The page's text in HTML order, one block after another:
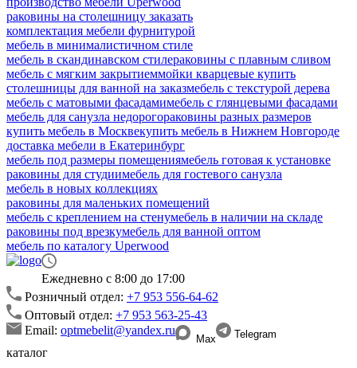
раковины на столешницу заказать
комплектация мебели фурнитурой
мебель в минималистичном стиле
мебель в скандинавском стилераковины с плавным сливом
мебель с мягким закрытиеммойки кварцевые купить
столешницы для ванной на заказмебель с текстурой дерева
мебель с матовыми фасадамимебель с глянцевыми фасадами
мебель для санузла недорогораковины разных размеров
купить мебель в Москвекупить мебель в Нижнем Новгороде
доставка мебели в Екатеринбург
мебель под размеры помещениямебель готовая к установке
раковины для студиимебель для гостевого санузла
мебель в новых коллекциях
раковины для маленьких помещений
мебель с креплением на стенумебель в наличии на складе
раковины под врезкумебель для ванной оптом
мебель по каталогу Uperwood
Ежедневно с 8:00 до 17:00
Розничный отдел: +7 953 556-64-62
Оптовый отдел: +7 953 563-25-43
Email: optmebelit@yandex.ru
Max Telegram
каталог